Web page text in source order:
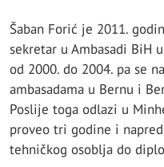
Šaban Forić je 2011.
sekretar u Ambasadi BiH
od 2000. do 2004. pa se
ambasadama u Bernu i
Poslije toga odlazi u
proveo tri godine i
tehničkog osoblja do